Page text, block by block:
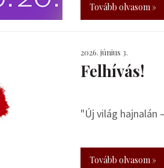
Tovább olvasom »
2026. június 3.
Felhívás!
"Új világ hajnalán
Tovább olvasom »